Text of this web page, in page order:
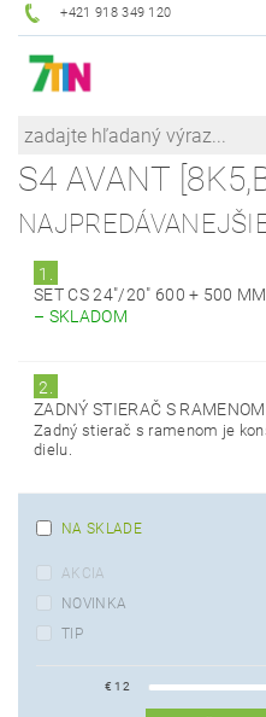
+421 918 349 120
S4 AVANT
1.
SET CS 24"/20" 600 + 500
– SKLADOM
2.
ZADNÝ STIERAČ S
Zadný stierač s ramenom je
dielu.
NA SKLADE
AKCIA
NOVINKA
TIP
€12